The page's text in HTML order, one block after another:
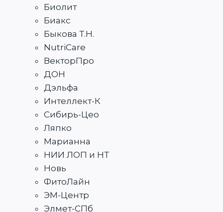
Биолит
Биакс
Быкова Т.Н.
NutriCare
ВекторПро
ДОН
Дэльфа
Интеллект-К
Сибирь-Цео
Ляпко
Марианна
НИИ ЛОП и НТ
Новь
ФитоЛайн
ЭМ-Центр
Элмет-СПб